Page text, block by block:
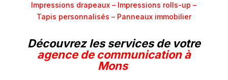
Impressions drapeaux – Impressions rolls-up –
Tapis personnalisés – Panneaux immobilier
Découvrez les services de votre
agence de communication à
Mons